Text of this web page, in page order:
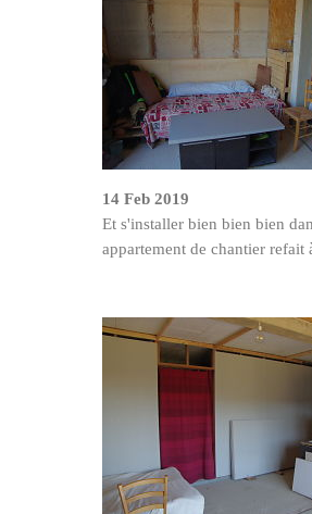
14 Feb 2019
Et s'installer bien bien bien
appartement de chantier refait